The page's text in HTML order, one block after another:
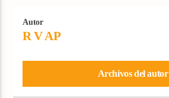
Autor
R V AP
Archivos del autor